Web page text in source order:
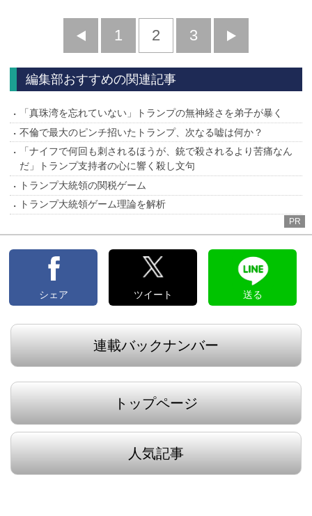
前
へ
1 2 3
へ
編集部おすすめの関連記事
「真珠湾を忘れていない」トランプの無神経さを弟子が暴く
不倫で最大のピンチ招いたトランプ、次なる嘘は何か？
「ナイフで何回も刺されるほうが、銃で殺されるより苦痛なん
だ」トランプ支持者の心に響く殺し文句
トランプ大統領の関税ゲーム
トランプ大統領ゲーム理論を解析
PR
シェア ツイート 送る
連載バックナンバー
トップページ
人気記事